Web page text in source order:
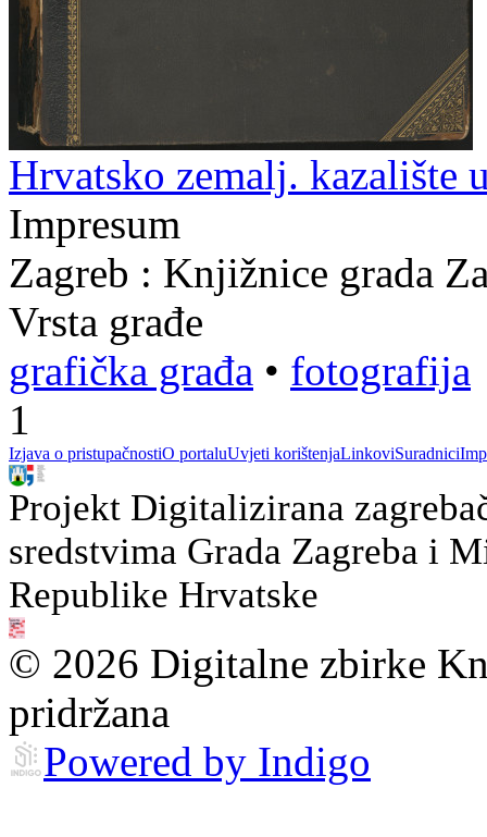
Hrvatsko zemalj. kazalište
Impresum
Zagreb : Knjižnice grada
Vrsta građe
grafička građa • fotografija
1
Izjava o pristupačnostiO portaluUvjeti korištenjaLinkoviSuradnici
Projekt Digitalizirana
sredstvima Grada Zagreba i
Republike Hrvatske
© 2026 Digitalne zbirke
pridržana
Powered by Indigo